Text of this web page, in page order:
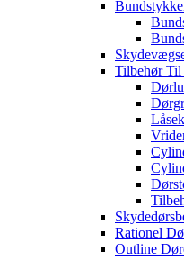
Tilbehør Til
Rationel
Outline